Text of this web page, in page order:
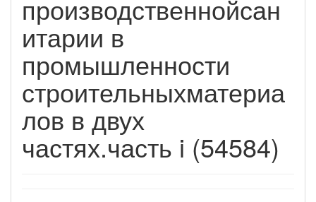
производственнойсан
итарии в
промышленности
строительныхматериа
лов в двух
частях.часть i (54584)